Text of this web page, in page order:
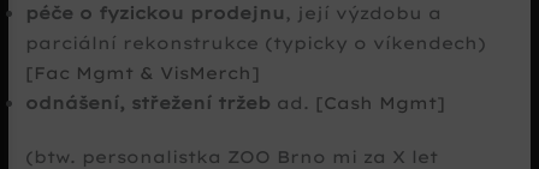
péče o fyzickou prodejnu , její výzdobu a
parciální rekonstrukce (typicky o víkendech)
[Fac Mgmt & VisMerch]
odnášení, střežení tržeb ad. [Cash Mgmt]
(btw. personalistka ZOO Brno mi za X let